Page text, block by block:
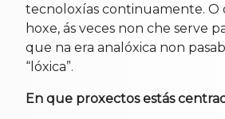
tecnoloxías continuamente. O
hoxe, ás veces non che serve
que na era analóxica non
“lóxica”.
En que proxectos estás